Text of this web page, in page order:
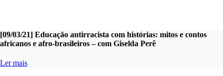
[09/03/21] Educação antirracista com histórias: mitos e contos
africanos e afro-brasileiros – com Giselda Perê
Ler mais